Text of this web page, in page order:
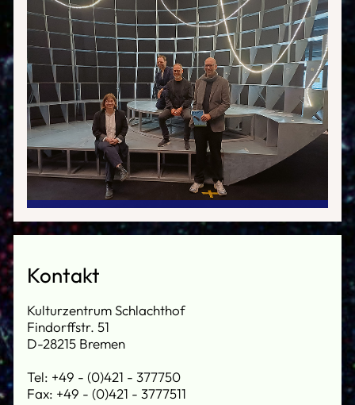
Kontakt
Kulturzentrum Schlachthof
Findorffstr. 51
D-28215 Bremen
Tel: +49 - (0)421 - 377750
Fax: +49 - (0)421 - 3777511